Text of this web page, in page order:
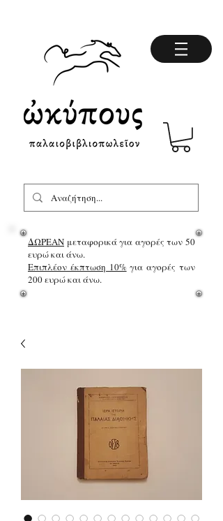
ΔΩΡΕΑΝ μεταφορικά για αγορές των 50
ευρώ και άνω.
Επιπλέον έκπτωση 10%για αγορές των
200 ευρώ και άνω.